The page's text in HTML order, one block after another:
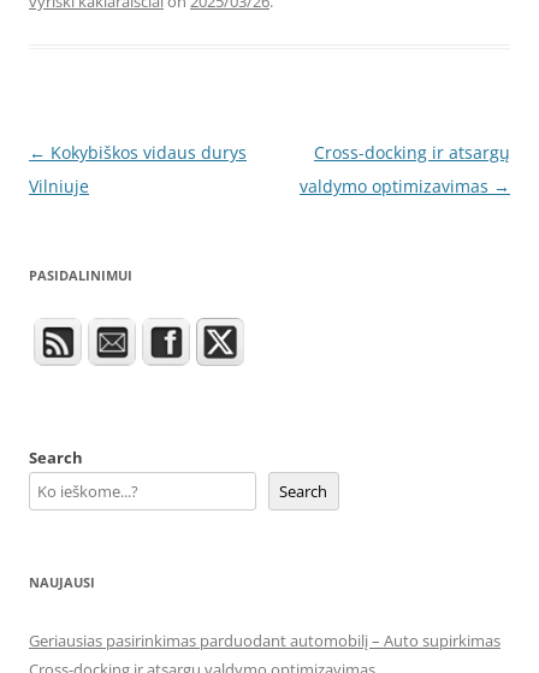
Post
navigation
← Kokybiškos vidaus durys
Vilniuje
Cross-docking ir atsargų
valdymo optimizavimas →
PASIDALINIMUI
Search
Search
NAUJAUSI
Geriausias pasirinkimas parduodant automobilį – Auto supirkimas